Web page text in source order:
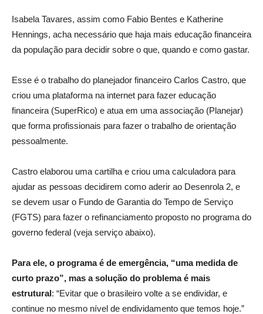
Isabela Tavares, assim como Fabio Bentes e Katherine
Hennings, acha necessário que haja mais educação financeira
da população para decidir sobre o que, quando e como gastar.
Esse é o trabalho do planejador financeiro Carlos Castro, que
criou uma plataforma na internet para fazer educação
financeira (SuperRico) e atua em uma associação (Planejar)
que forma profissionais para fazer o trabalho de orientação
pessoalmente.
Castro elaborou uma cartilha e criou uma calculadora para
ajudar as pessoas decidirem como aderir ao Desenrola 2, e
se devem usar o Fundo de Garantia do Tempo de Serviço
(FGTS) para fazer o refinanciamento proposto no programa do
governo federal (veja serviço abaixo).
Para ele, o programa é de emergência, “uma medida de
curto prazo”, mas a solução do problema é mais
estrutural: “Evitar que o brasileiro volte a se endividar, e
continue no mesmo nível de endividamento que temos hoje.”